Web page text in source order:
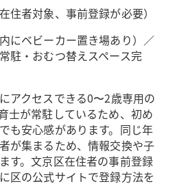
住者対象、事前登録が必要）
にベビーカー置き場あり）／
駐・おむつ替えスペース完
アクセスできる0〜2歳専用の
士が常駐しているため、初め
も安心感があります。同じ年
が集まるため、情報交換や子
す。文京区在住者の事前登録
区の公式サイトで登録方法を